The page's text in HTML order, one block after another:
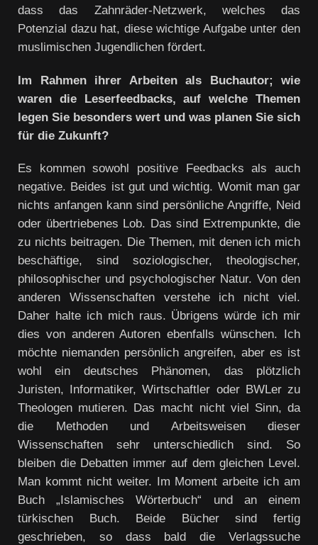
dass das Zahnräder-Netzwerk, welches das
Potenzial dazu hat, diese wichtige Aufgabe unter den
muslimischen Jugendlichen fördert.
Im Rahmen ihrer Arbeiten als Buchautor; wie
waren die Leserfeedbacks, auf welche Themen
legen Sie besonders wert und was planen Sie sich
für die Zukunft?
Es kommen sowohl positive Feedbacks als auch
negative. Beides ist gut und wichtig. Womit man gar
nichts anfangen kann sind persönliche Angriffe, Neid
oder übertriebenes Lob. Das sind Extrempunkte, die
zu nichts beitragen. Die Themen, mit denen ich mich
beschäftige, sind soziologischer, theologischer,
philosophischer und psychologischer Natur. Von den
anderen Wissenschaften verstehe ich nicht viel.
Daher halte ich mich raus. Übrigens würde ich mir
dies von anderen Autoren ebenfalls wünschen. Ich
möchte niemanden persönlich angreifen, aber es ist
wohl ein deutsches Phänomen, das plötzlich
Juristen, Informatiker, Wirtschaftler oder BWLer zu
Theologen mutieren. Das macht nicht viel Sinn, da
die Methoden und Arbeitsweisen dieser
Wissenschaften sehr unterschiedlich sind. So
bleiben die Debatten immer auf dem gleichen Level.
Man kommt nicht weiter. Im Moment arbeite ich am
Buch „Islamisches Wörterbuch“ und an einem
türkischen Buch. Beide Bücher sind fertig
geschrieben, so dass bald die Verlagssuche